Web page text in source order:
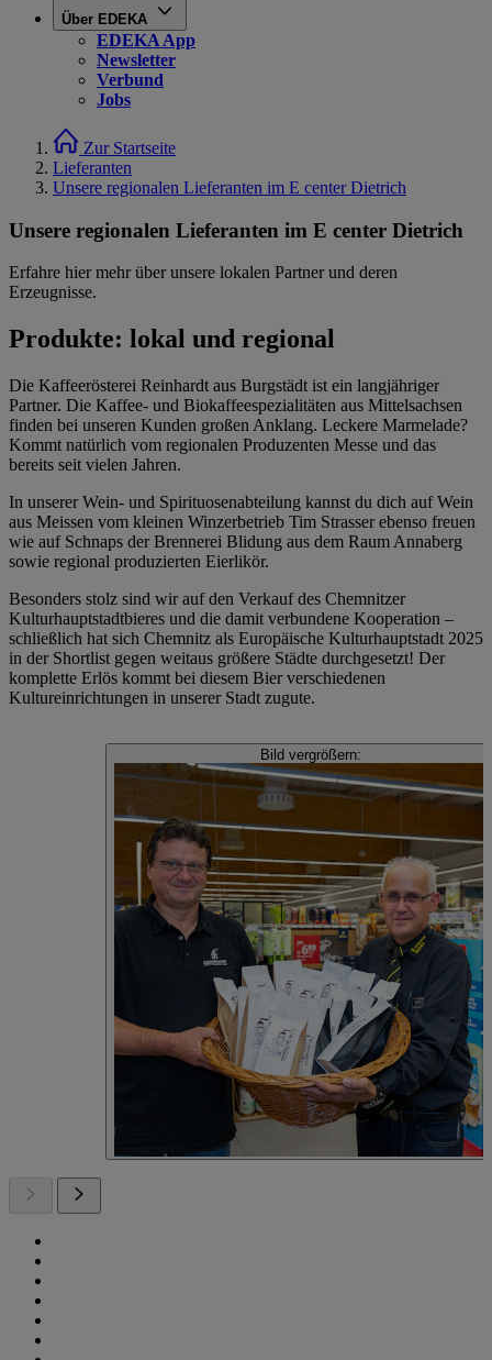
Über EDEKA
EDEKA App
Newsletter
Verbund
Jobs
Zur Startseite
Lieferanten
Unsere regionalen Lieferanten im E center Dietrich
Unsere regionalen Lieferanten im E center Dietrich
Erfahre hier mehr über unsere lokalen Partner und deren
Erzeugnisse.
Produkte: lokal und regional
Die Kaffeerösterei Reinhardt aus Burgstädt ist ein langjähriger
Partner. Die Kaffee- und Biokaffeespezialitäten aus Mittelsachsen
finden bei unseren Kunden großen Anklang. Leckere Marmelade?
Kommt natürlich vom regionalen Produzenten Messe und das
bereits seit vielen Jahren.
In unserer Wein- und Spirituosenabteilung kannst du dich auf Wein
aus Meissen vom kleinen Winzerbetrieb Tim Strasser ebenso freuen
wie auf Schnaps der Brennerei Blidung aus dem Raum Annaberg
sowie regional produzierten Eierlikör.
Besonders stolz sind wir auf den Verkauf des Chemnitzer
Kulturhauptstadtbieres und die damit verbundene Kooperation –
schließlich hat sich Chemnitz als Europäische Kulturhauptstadt 2025
in der Shortlist gegen weitaus größere Städte durchgesetzt! Der
komplette Erlös kommt bei diesem Bier verschiedenen
Kultureinrichtungen in unserer Stadt zugute.
Bild vergrößern: